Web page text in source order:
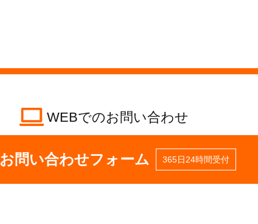
WEBでのお問い合わせ
お問い合わせフォーム 365日24時間受付